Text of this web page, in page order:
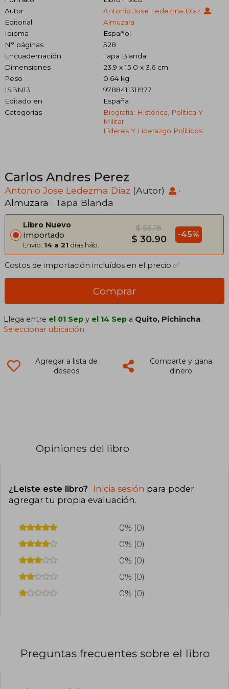
Autor
Antonio Jose Ledezma Diaz
Editorial
Almuzara
Idioma
Español
N° páginas
528
Encuadernación
Tapa Blanda
Dimensiones
23.9 x 15.0 x 3.6 cm
Peso
0.64 kg.
ISBN13
9788411311977
Editado en
España
Categorías
Biografía: Histórica, Política Y
Militar
Líderes Y Liderazgo Políticos
Carlos Andres Perez
Antonio Jose Ledezma Diaz (Autor)
·
Almuzara · Tapa Blanda
Libro Nuevo
Importado
Envío: 14 a 21 días háb.
$ 56.18
$ 30.90 -45%
Costos de importación incluídos en el precio ✅
Comprar
Llega entre el 01 Sep y el 14 Sep a Quito, Pichincha.
Seleccionar ubicación
Agregar a lista de
deseos
Comparte y gana
dinero
Opiniones del libro
¿Leíste este libro? Inicia sesión para poder
agregar tu propia evaluación.
0% (0)
0% (0)
0% (0)
0% (0)
0% (0)
Preguntas frecuentes sobre el libro